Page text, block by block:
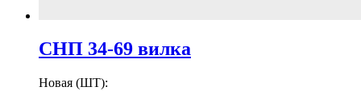
СНП 34-69 вилка
Новая (ШТ):